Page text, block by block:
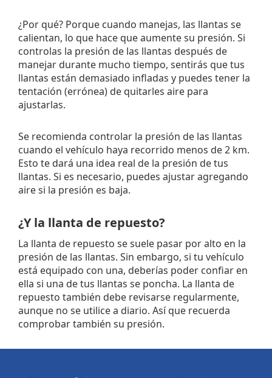
¿Por qué? Porque cuando manejas, las llantas se
calientan, lo que hace que aumente su presión. Si
controlas la presión de las llantas después de
manejar durante mucho tiempo, sentirás que tus
llantas están demasiado infladas y puedes tener la
tentación (errónea) de quitarles aire para
ajustarlas.
Se recomienda controlar la presión de las llantas
cuando el vehículo haya recorrido menos de 2 km.
Esto te dará una idea real de la presión de tus
llantas. Si es necesario, puedes ajustar agregando
aire si la presión es baja.
¿Y la llanta de repuesto?
La llanta de repuesto se suele pasar por alto en la
presión de las llantas. Sin embargo, si tu vehículo
está equipado con una, deberías poder confiar en
ella si una de tus llantas se poncha. La llanta de
repuesto también debe revisarse regularmente,
aunque no se utilice a diario. Así que recuerda
comprobar también su presión.